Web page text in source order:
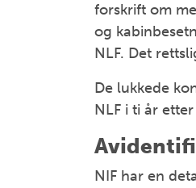
forskrift om
og
NLF. Det
De lukkede
NLF i ti år
NIF har en